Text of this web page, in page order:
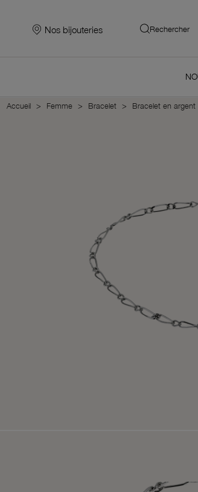
Nos bijouteries Rechercher
Accueil Femme Bracelet Bracelet en argent